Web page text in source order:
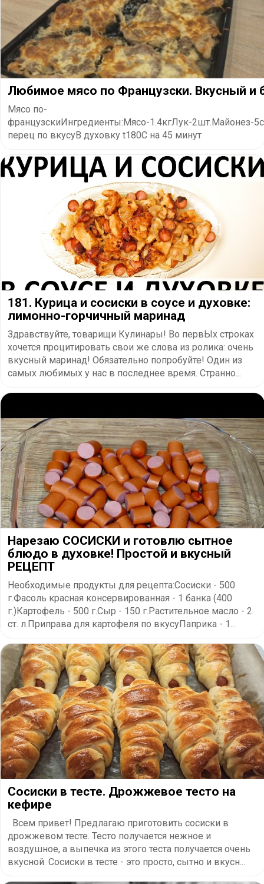
Любимое мясо по Французски. Вкусный и
Мясо по-
французскиИнгредиенты:Мясо-1.4кгЛук-2шт.Майонез-
перец по вкусуВ духовку t180C на 45 минут
181. Курица и сосиски в соусе и духовке:
лимонно-горчичный маринад
Здравствуйте, товарищи Кулинары! Во первЫх строках
хочется процитировать свои же слова из ролика: очень
вкусный маринад! Обязательно попробуйте! Один из
самых любимых у нас в последнее время. Странно...
Нарезаю СОСИСКИ и готовлю сытное
блюдо в духовке! Простой и вкусный
РЕЦЕПТ
Необходимые продукты для рецепта:Сосиски - 500
г.Фасоль красная консервированная - 1 банка (400
г.)Картофель - 500 г.Сыр - 150 г.Растительное масло - 2
ст. л.Приправа для картофеля по вкусуПаприка - 1...
Сосиски в тесте. Дрожжевое тесто на
кефире
Всем привет! Предлагаю приготовить сосиски в
дрожжевом тесте. Тесто получается нежное и
воздушное, а выпечка из этого теста получается очень
вкусной. Сосиски в тесте - это просто, сытно и вкусн...